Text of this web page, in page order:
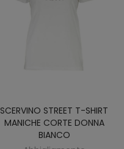
SCERVINO STREET T-SHIRT
MANICHE CORTE DONNA
BIANCO